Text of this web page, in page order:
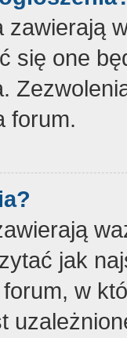
zawierają
się one
forum.
jak
w